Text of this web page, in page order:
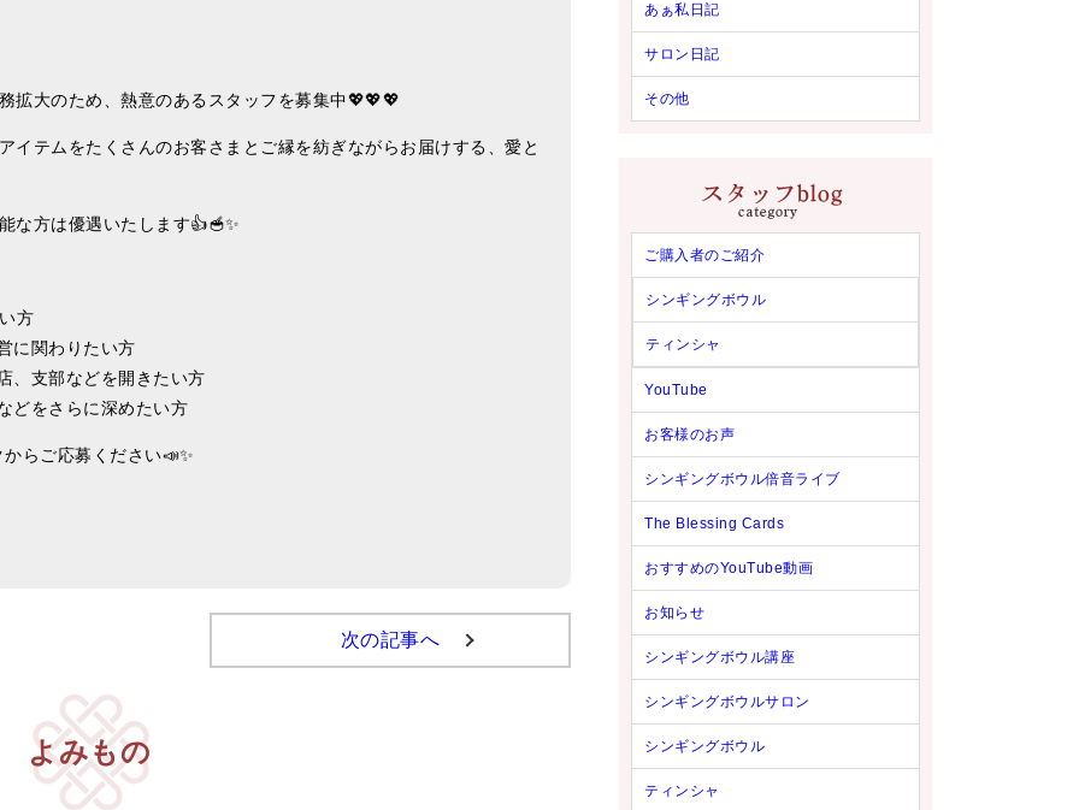
拡大のため、熱意のあるスタッフを募集中💖💖💖
イテムをたくさんのお客さまとご縁を紡ぎながらお届けする、愛と
な方は優遇いたします👍🥣✨
方
に関わりたい方
、支部などを開きたい方
どをさらに深めたい方
らご応募ください📣✨
次の記事へ
よみもの
あぁ私日記
サロン日記
その他
ご購入者のご紹介
シンギングボウル
ティンシャ
YouTube
お客様のお声
シンギングボウル倍音ライブ
The Blessing Cards
おすすめのYouTube動画
お知らせ
シンギングボウル講座
シンギングボウルサロン
シンギングボウル
ティンシャ